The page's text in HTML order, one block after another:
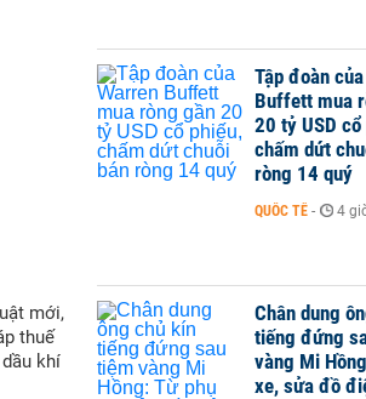
mới,
thuế
khí
Tập đoàn
Buffett mua
20 tỷ USD cổ
chấm dứt
ròng 14 quý
QUỐC TẾ - 4
Chân dung
tiếng đứng
vàng Mi
xe, sửa đồ